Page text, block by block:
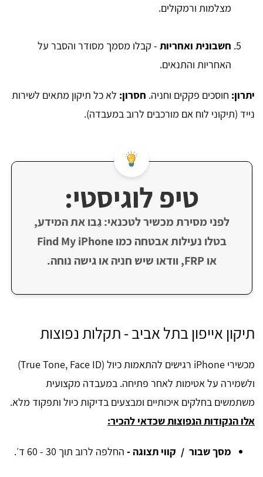
מצלמות ורמקולים.
חשבונית ואחריות - קבלו מסמך מסודר והסבר על
האחריות והתנאים.
יתרון: חוסכים פקקים וחניה. חסרון: לא כל תיקון מתאים לשירות
נייד (תיקוני לוח אם מורכבים לרוב במעבדה).
טיפ לוגיסטי:
לפני מסירת מכשיר לטכנאי: גַבו את המידע,
בטלו נעילות אבטחה כמו Find My iPhone
או FRP, וודאו שיש חניה או גישה נוחה.
תיקון אייפון בתל אביב - תקלות נפוצות
מכשירי iPhone רגישים להתאמות כיול (True Tone, Face ID)
ולשמירה על אטימות לאחר פתיחה. במעבדה מקצועית
משתמשים בחלקים איכותיים ומבצעים בדיקות כיול ותפקוד מלא.
אלו הנקודות הנפוצות שכדאי להכיר:
מסך שבור / קווי תצוגה - החלפה לרוב תוך 30 - 60 ד׳.